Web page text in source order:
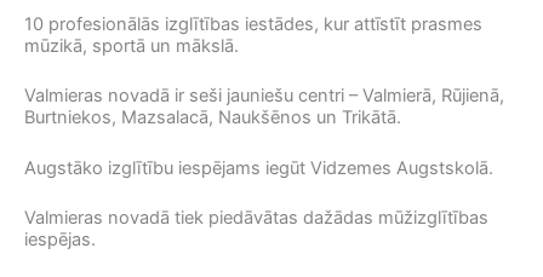
10 profesionālās izglītības iestādes, kur attīstīt prasmes
mūzikā, sportā un mākslā.
Valmieras novadā ir seši jauniešu centri – Valmierā, Rūjienā,
Burtniekos, Mazsalacā, Naukšēnos un Trikātā.
Augstāko izglītību iespējams iegūt Vidzemes Augstskolā.
Valmieras novadā tiek piedāvātas dažādas mūžizglītības
iespējas.